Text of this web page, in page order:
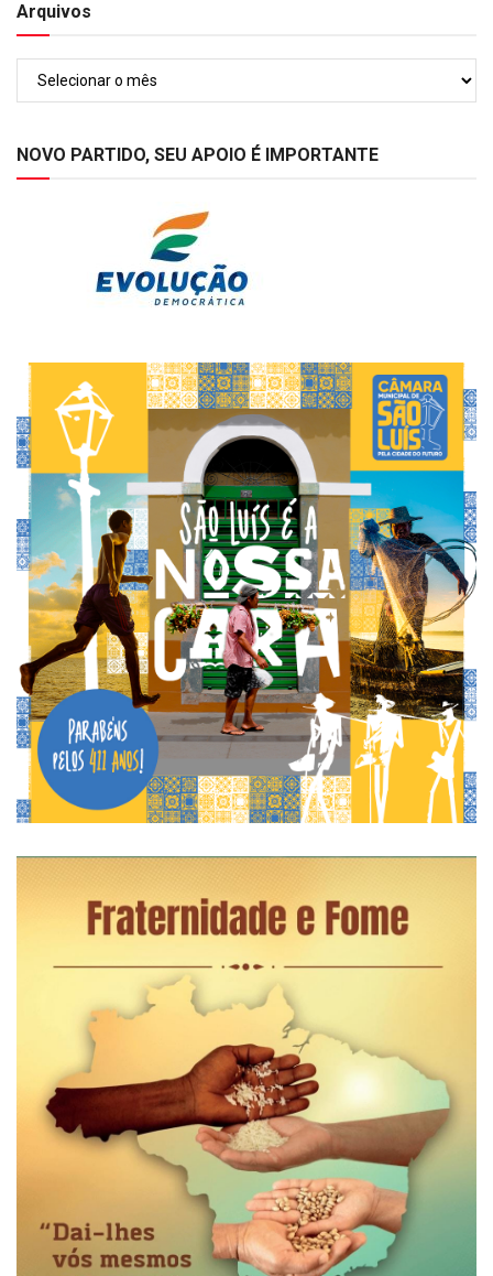
Arquivos
Arquivos
NOVO PARTIDO, SEU APOIO É IMPORTANTE